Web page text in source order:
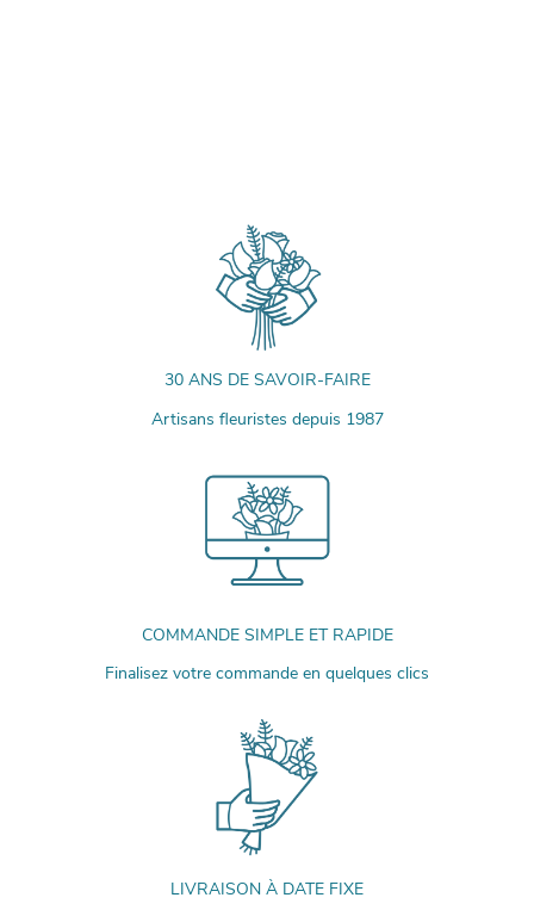
30 ANS DE SAVOIR-FAIRE
Artisans fleuristes depuis 1987
COMMANDE SIMPLE ET RAPIDE
Finalisez votre commande en quelques clics
LIVRAISON À DATE FIXE